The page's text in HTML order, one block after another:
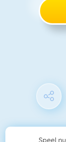
Speel